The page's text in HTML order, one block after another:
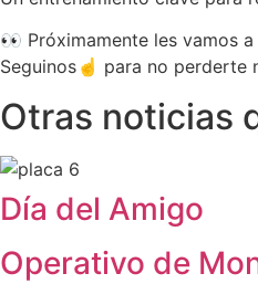
👀 Próximamente les vamos
Seguinos☝️ para no perderte
Otras noticias
Día del Amigo
Operativo de